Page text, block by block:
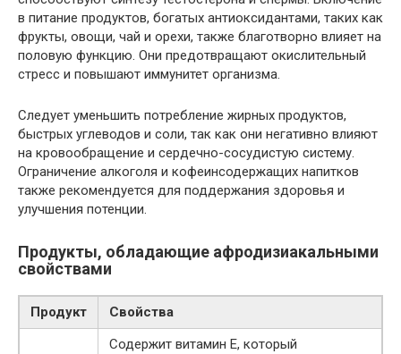
в питание продуктов, богатых антиоксидантами, таких как
фрукты, овощи, чай и орехи, также благотворно влияет на
половую функцию. Они предотвращают окислительный
стресс и повышают иммунитет организма.
Следует уменьшить потребление жирных продуктов,
быстрых углеводов и соли, так как они негативно влияют
на кровообращение и сердечно-сосудистую систему.
Ограничение алкоголя и кофеинсодержащих напитков
также рекомендуется для поддержания здоровья и
улучшения потенции.
Продукты, обладающие афродизиакальными
свойствами
Продукт Свойства
Содержит витамин Е, который